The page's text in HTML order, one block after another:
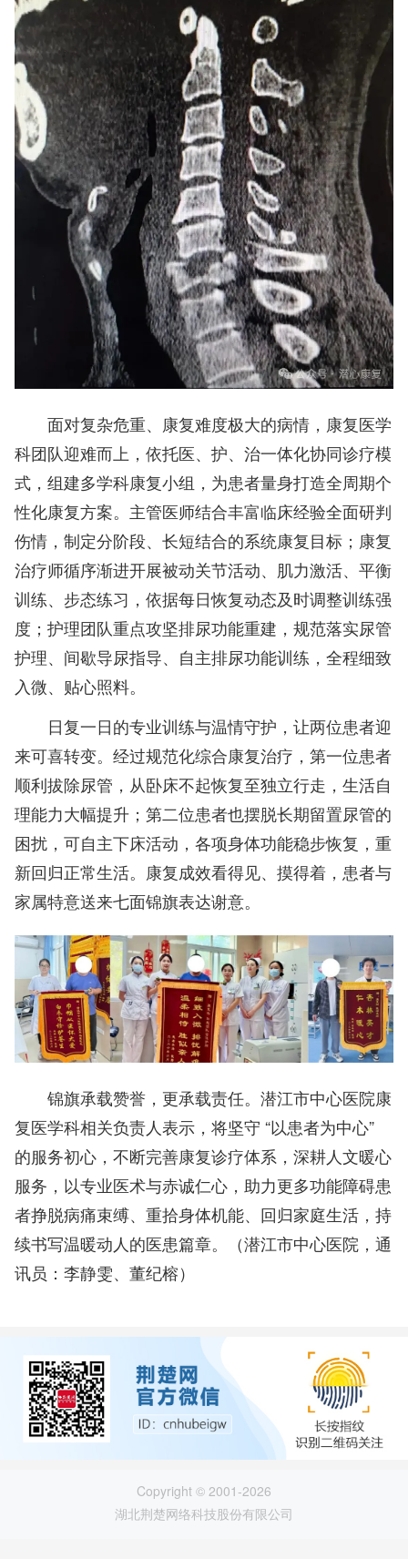
面对复杂危重、康复难度极大的病情，康复医学
科团队迎难而上，依托医、护、治一体化协同诊疗模
式，组建多学科康复小组，为患者量身打造全周期个
性化康复方案。主管医师结合丰富临床经验全面研判
伤情，制定分阶段、长短结合的系统康复目标；康复
治疗师循序渐进开展被动关节活动、肌力激活、平衡
训练、步态练习，依据每日恢复动态及时调整训练强
度；护理团队重点攻坚排尿功能重建，规范落实尿管
护理、间歇导尿指导、自主排尿功能训练，全程细致
入微、贴心照料。
日复一日的专业训练与温情守护，让两位患者迎
来可喜转变。经过规范化综合康复治疗，第一位患者
顺利拔除尿管，从卧床不起恢复至独立行走，生活自
理能力大幅提升；第二位患者也摆脱长期留置尿管的
困扰，可自主下床活动，各项身体功能稳步恢复，重
新回归正常生活。康复成效看得见、摸得着，患者与
家属特意送来七面锦旗表达谢意。
锦旗承载赞誉，更承载责任。潜江市中心医院康
复医学科相关负责人表示，将坚守 “以患者为中心”
的服务初心，不断完善康复诊疗体系，深耕人文暖心
服务，以专业医术与赤诚仁心，助力更多功能障碍患
者挣脱病痛束缚、重拾身体机能、回归家庭生活，持
续书写温暖动人的医患篇章。
（潜江市中心医院，通
讯员：李静雯、董纪榕）
Copyright © 2001-2026
湖北荆楚网络科技股份有限公司